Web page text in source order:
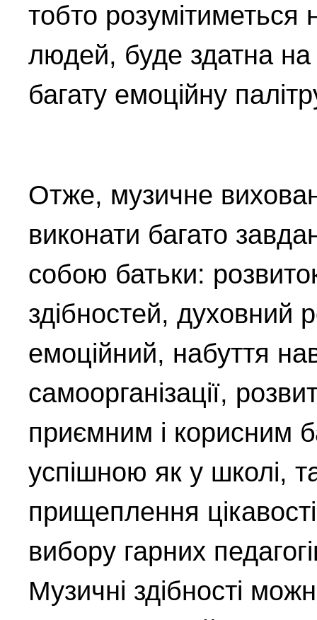
тобто розумітиметься
людей, буде здатна
багату емоційну
Отже, музичне
виконати багато
собою батьки:
здібностей, духовний
емоційний, набуття
самоорганізації,
приємним і корисним
успішною як у школі,
прищеплення
вибору гарних
Музичні здібності